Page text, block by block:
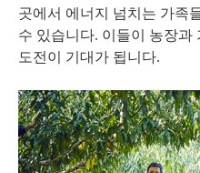
곳에서 에너지 넘치는 가족
수 있습니다. 이들이 농장과
도전이 기대가 됩니다.